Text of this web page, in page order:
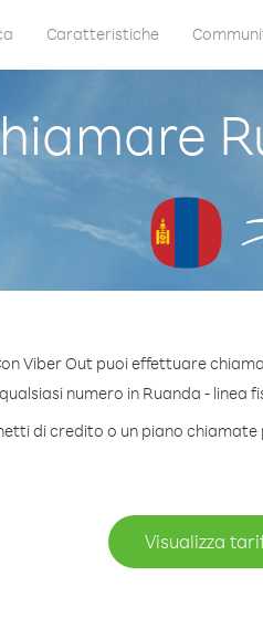
Caratteristiche
Viber Out puoi effettuare
numero in Ruanda - linea
di credito o un piano
Visualizza